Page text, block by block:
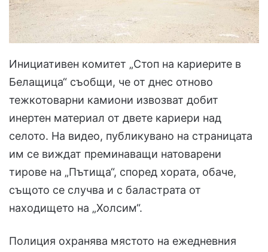
Инициативен комитет „Стоп на кариерите в
Белащица“ съобщи, че от днес отново
тежкотоварни камиони извозват добит
инертен материал от двете кариери над
селото. На видео, публикувано на страницата
им се виждат преминаващи натоварени
тирове на „Пътища“, според хората, обаче,
същото се случва и с баластрата от
находището на „Холсим“.
Полиция охранява мястото на ежедневния